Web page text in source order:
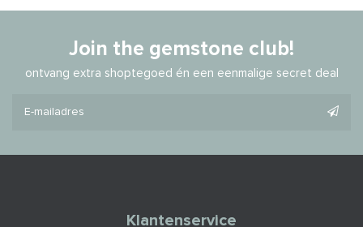
Join the gemstone club!
ontvang extra shoptegoed én een eenmalige secret deal
Klantenservice